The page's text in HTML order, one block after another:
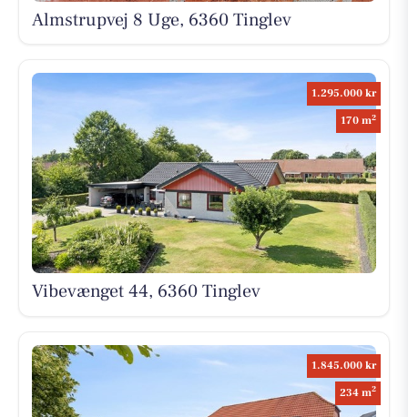
Almstrupvej 8 Uge, 6360 Tinglev
1.295.000 kr
170 m2
Vibevænget 44, 6360 Tinglev
1.845.000 kr
234 m2